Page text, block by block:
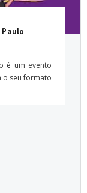
é um evento
o seu formato